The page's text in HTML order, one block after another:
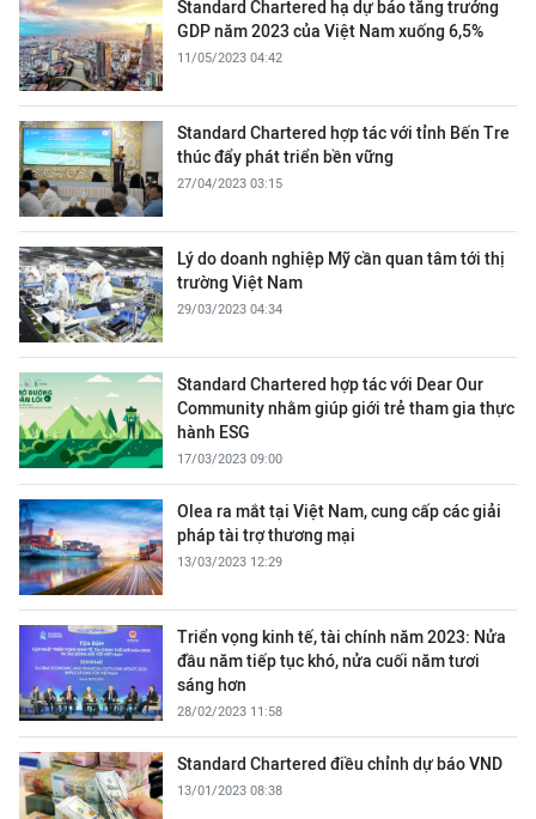
Standard Chartered hạ dự báo tăng trưởng
GDP năm 2023 của Việt Nam xuống 6,5%
11/05/2023 04:42
Standard Chartered hợp tác với tỉnh Bến Tre
thúc đẩy phát triển bền vững
27/04/2023 03:15
Lý do doanh nghiệp Mỹ cần quan tâm tới thị
trường Việt Nam
29/03/2023 04:34
Standard Chartered hợp tác với Dear Our
Community nhằm giúp giới trẻ tham gia thực
hành ESG
17/03/2023 09:00
Olea ra mắt tại Việt Nam, cung cấp các giải
pháp tài trợ thương mại
13/03/2023 12:29
Triển vọng kinh tế, tài chính năm 2023: Nửa
đầu năm tiếp tục khó, nửa cuối năm tươi
sáng hơn
28/02/2023 11:58
Standard Chartered điều chỉnh dự báo VND
13/01/2023 08:38